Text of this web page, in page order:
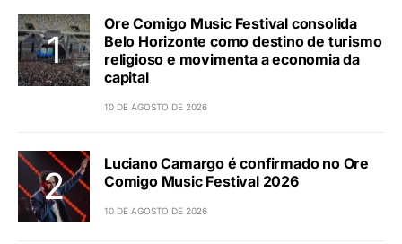
Ore Comigo Music Festival consolida
Belo Horizonte como destino de turismo
religioso e movimenta a economia da
capital
10 DE AGOSTO DE 2026
Luciano Camargo é confirmado no Ore
Comigo Music Festival 2026
10 DE AGOSTO DE 2026